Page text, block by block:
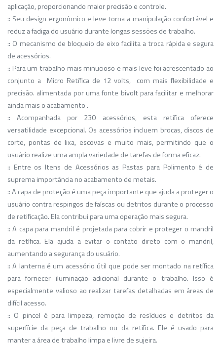
aplicação, proporcionando maior precisão e controle.
:: Seu design ergonômico e leve torna a manipulação confortável e
reduz a fadiga do usuário durante longas sessões de trabalho.
:: O mecanismo de bloqueio de eixo facilita a troca rápida e segura
de acessórios.
:: Para um trabalho mais minucioso e mais leve foi acrescentado ao
conjunto a Micro Retífica de 12 volts, com mais flexibilidade e
precisão. alimentada por uma fonte bivolt para facilitar e melhorar
ainda mais o acabamento .
:: Acompanhada por 230 acessórios, esta retífica oferece
versatilidade excepcional. Os acessórios incluem brocas, discos de
corte, pontas de lixa, escovas e muito mais, permitindo que o
usuário realize uma ampla variedade de tarefas de forma eficaz.
:: Entre os Itens de Acessórios as Pastas para Polimento é de
suprema importância no acabamento de metais.
:: A capa de proteção é uma peça importante que ajuda a proteger o
usuário contra respingos de faíscas ou detritos durante o processo
de retificação. Ela contribui para uma operação mais segura.
:: A capa para mandril é projetada para cobrir e proteger o mandril
da retífica. Ela ajuda a evitar o contato direto com o mandril,
aumentando a segurança do usuário.
:: A lanterna é um acessório útil que pode ser montado na retífica
para fornecer iluminação adicional durante o trabalho. Isso é
especialmente valioso ao realizar tarefas detalhadas em áreas de
difícil acesso.
:: O pincel é para limpeza, remoção de resíduos e detritos da
superfície da peça de trabalho ou da retífica. Ele é usado para
manter a área de trabalho limpa e livre de sujeira.